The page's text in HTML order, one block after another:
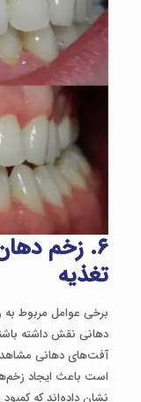
۶. زخم
تغذیه
برخی عوامل مربوط به
دهانی نقش داشته
آفت‌های دهانی
است باعث ایجاد